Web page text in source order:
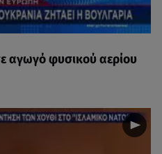
αγωγό φυσικού αερίου